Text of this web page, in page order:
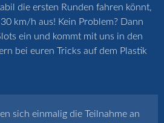
die ersten Runden fahren könnt,
km/h aus! Kein Problem? Dann
ein und kommt mit uns in den
bei euren Tricks auf dem Plastik
sich einmalig die Teilnahme an